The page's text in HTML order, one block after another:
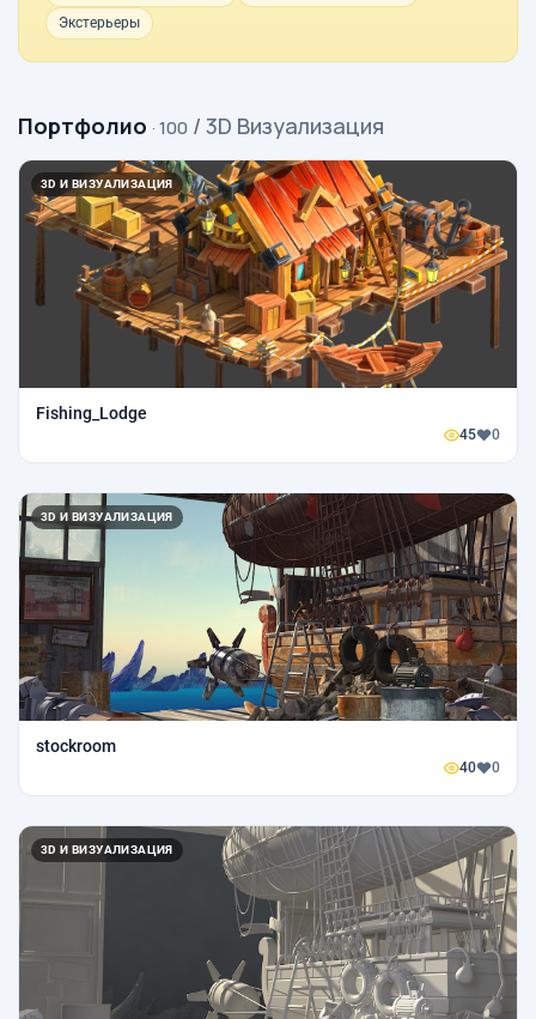
Экстерьеры
Портфолио · 100 / 3D Визуализация
3D И ВИЗУАЛИЗАЦИЯ
Fishing_Lodge
45 0
3D И ВИЗУАЛИЗАЦИЯ
stockroom
40 0
3D И ВИЗУАЛИЗАЦИЯ